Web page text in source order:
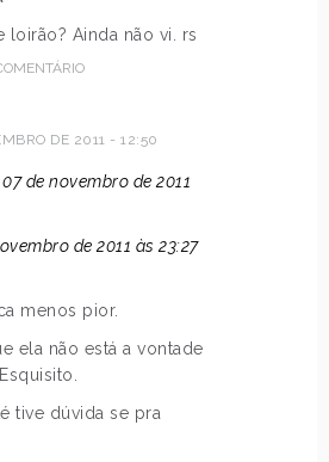
loirão? Ainda não vi. rs
DE 2011 - 12:50
de novembro de 2011
de 2011 às 23:27
menos pior.
ela não está a vontade
tive dúvida se pra